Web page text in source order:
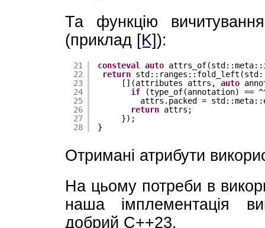
Та функцію
(приклад [K]):
21
22
23
24
25
26
27
28
consteval auto
return
[](attributes attrs, auto
if
(type_of(annotation) ==
attrs.packed =
return attrs;
});
}
Отримані атрибути
На цьому потреби в
наша імплементація
добрий C++23.